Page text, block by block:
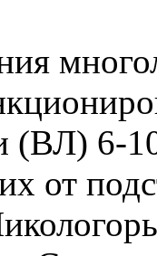
(ВЛ) 6-
от